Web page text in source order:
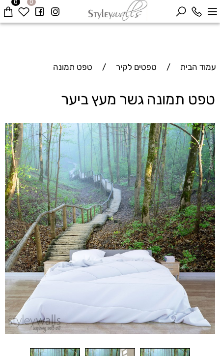
0 0
עמוד הבית / טפטים לקיר / טפט תמונה
טפט תמונה גשר מעץ ביער